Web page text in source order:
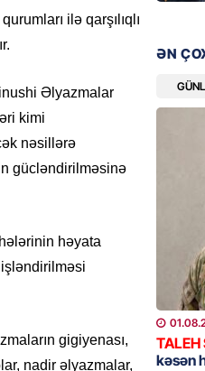
ilə qarşılıqlı
Əlyazmalar
kimi
nəsillərə
gücləndirilməsinə
həyata
gigiyenası,
nadir əlyazmalar,
GÜNDƏM
GÜNDƏM
Aytən
verildi
ƏN
TALEH
kəsən